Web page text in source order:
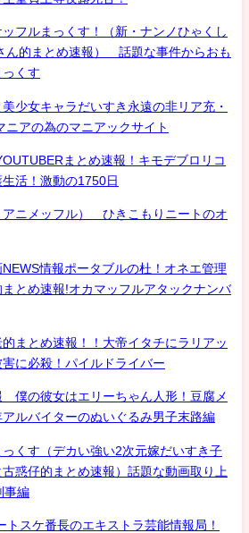
フルまっくす！（新・ナンノひゃくし
ん的まとめ速報） 話題な事件からおも
っくす
少女キャラだいすき永遠の非リア充・
アの為のマニアックサイト
まとめ速報！キモデブロリコ
活！激動の1750日
アニメッフル） ひきこもりニートのオ
情報ポータブルの杜！オネエ管理
とめ速報!オカマッフルアタックナンバ
まとめ速報！！大帝イタチにラリアッ
害に必殺！パイルドライバー
僕の彼女はエリーちゃん人形！豆腐メ
ルバイターのぬいぐるみ男子末路編
くす（デカい強い2次元嫁だいすき子
惑仔的まとめ速報）話題な動画取り上
事編
トスケ番長のエキストラ芸能情報局！